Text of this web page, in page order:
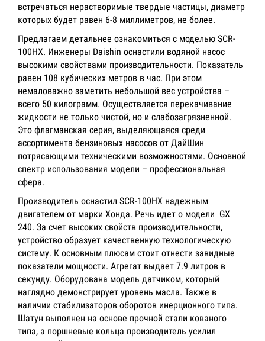
встречаться нерастворимые твердые частицы, диаметр
которых будет равен 6-8 миллиметров, не более.
Предлагаем детальнее ознакомиться с моделью SCR-
100HX. Инженеры Daishin оснастили водяной насос
высокими свойствами производительности. Показатель
равен 108 кубических метров в час. При этом
немаловажно заметить небольшой вес устройства –
всего 50 килограмм. Осуществляется перекачивание
жидкости не только чистой, но и слабозагрязненной.
Это флагманская серия, выделяющаяся среди
ассортимента бензиновых насосов от ДайШин
потрясающими техническими возможностями. Основной
спектр использования модели – профессиональная
сфера.
Производитель оснастил SCR-100HX надежным
двигателем от марки Хонда. Речь идет о модели GX
240. За счет высоких свойств производительности,
устройство образует качественную технологическую
систему. К основным плюсам стоит отнести завидные
показатели мощности. Агрегат выдает 7.9 литров в
секунду. Оборудована модель датчиком, который
наглядно демонстрирует уровень масла. Также в
наличии стабилизаторов оборотов инерционного типа.
Шатун выполнен на основе прочной стали кованого
типа, а поршневые кольца производитель усилил